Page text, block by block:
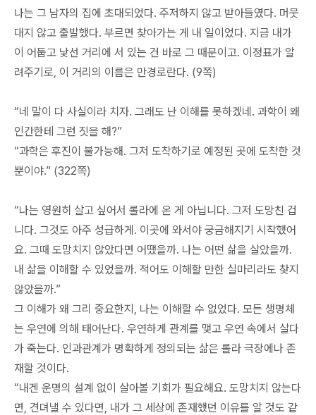
나는 그 남자의 집에 초대되었다. 주저하지 않고 받아들였다. 머뭇
대지 않고 출발했다. 부르면 찾아가는 게 내 일이었다. 지금 내가
이 어둡고 낯선 거리에 서 있는 건 바로 그 때문이고. 이정표가 알
려주기로, 이 거리의 이름은 만경로란다. (9쪽)
“네 말이 다 사실이라 치자. 그래도 난 이해를 못하겠네. 과학이 왜
인간한테 그런 짓을 해?”
“과학은 후진이 불가능해. 그저 도착하기로 예정된 곳에 도착한 것
뿐이야.” (322쪽)
“나는 영원히 살고 싶어서 롤라에 온 게 아닙니다. 그저 도망친 겁
니다. 그것도 아주 성급하게. 이곳에 와서야 궁금해지기 시작했어
요. 그때 도망치지 않았다면 어땠을까. 나는 어떤 삶을 살았을까.
내 삶을 이해할 수 있었을까. 적어도 이해할 만한 실마리라도 찾지
않았을까.”
그 이해가 왜 그리 중요한지, 나는 이해할 수 없었다. 모든 생명체
는 우연에 의해 태어난다. 우연하게 관계를 맺고 우연 속에서 살다
가 죽는다. 인과관계가 명확하게 정의되는 삶은 롤라 극장에나 존
재할 것이다.
“내겐 운명의 설계 없이 살아볼 기회가 필요해요. 도망치지 않는다
면, 견뎌낼 수 있다면, 내가 그 세상에 존재했던 이유를 알 것도 같